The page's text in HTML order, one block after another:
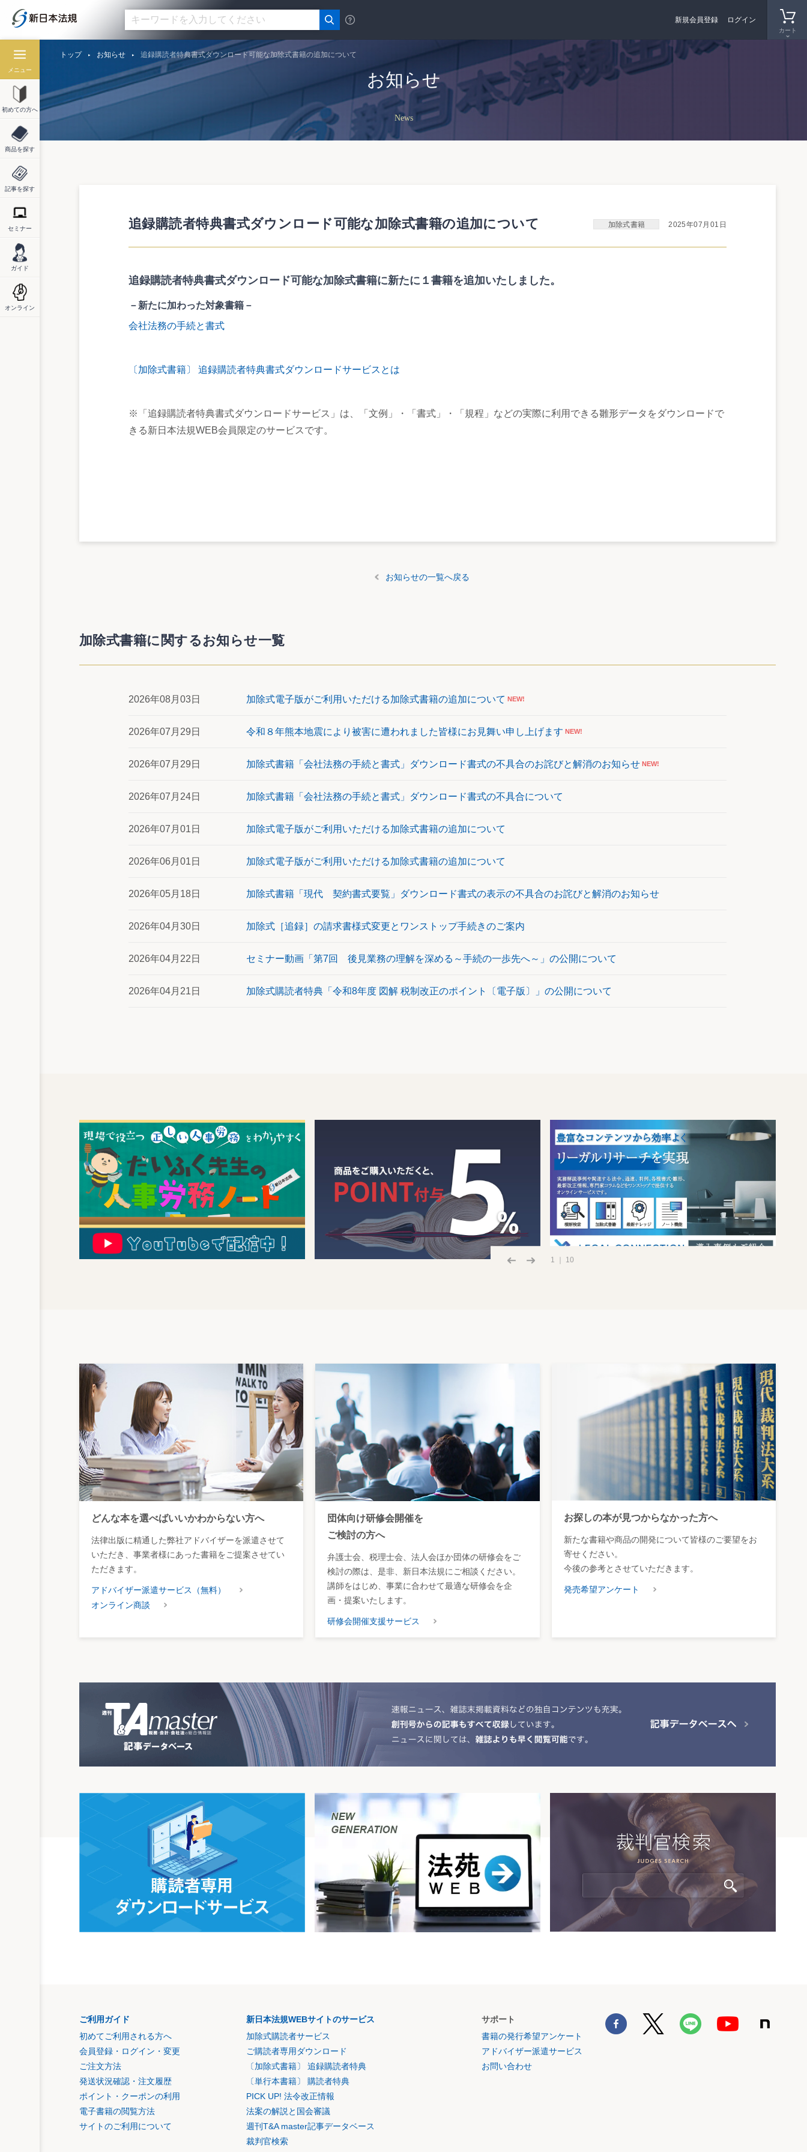
カート
新規会員登録 ログイン
メニュー
初めての方へ
商品を探す
記事を探す
セミナー
ガイド
オンライン
お知らせ
News
トップ お知らせ 追録購読者特典書式ダウンロード可能な加除式書籍の追加について
追録購読者特典書式ダウンロード可能な加除式書籍の追加について 加除式書籍 2025年07月01日
追録購読者特典書式ダウンロード可能な加除式書籍に新たに１書籍を追加いたしました。
－新たに加わった対象書籍－
会社法務の手続と書式
〔加除式書籍〕 追録購読者特典書式ダウンロードサービスとは
※「追録購読者特典書式ダウンロードサービス」は、「文例」・「書式」・「規程」などの実際に利用できる雛形データをダウンロードで
きる新日本法規WEB会員限定のサービスです。
お知らせの一覧へ戻る
加除式書籍に関するお知らせ一覧
2026年08月03日 加除式電子版がご利用いただける加除式書籍の追加について NEW!
2026年07月29日 令和８年熊本地震により被害に遭われました皆様にお見舞い申し上げます NEW!
2026年07月29日 加除式書籍「会社法務の手続と書式」ダウンロード書式の不具合のお詫びと解消のお知らせ NEW!
2026年07月24日 加除式書籍「会社法務の手続と書式」ダウンロード書式の不具合について
2026年07月01日 加除式電子版がご利用いただける加除式書籍の追加について
2026年06月01日 加除式電子版がご利用いただける加除式書籍の追加について
2026年05月18日 加除式書籍「現代 契約書式要覧」ダウンロード書式の表示の不具合のお詫びと解消のお知らせ
2026年04月30日 加除式［追録］の請求書様式変更とワンストップ手続きのご案内
2026年04月22日 セミナー動画「第7回 後見業務の理解を深める～手続の一歩先へ～」の公開について
2026年04月21日 加除式購読者特典「令和8年度 図解 税制改正のポイント〔電子版〕」の公開について
1 ｜ 10
どんな本を選べばいいかわからない方へ
法律出版に精通した弊社アドバイザーを派遣させて
いただき、事業者様にあった書籍をご提案させてい
ただきます。
アドバイザー派遣サービス（無料）
オンライン商談
団体向け研修会開催を
ご検討の方へ
弁護士会、税理士会、法人会ほか団体の研修会をご
検討の際は、是非、新日本法規にご相談ください。
講師をはじめ、事業に合わせて最適な研修会を企
画・提案いたします。
研修会開催支援サービス
お探しの本が見つからなかった方へ
新たな書籍や商品の開発について皆様のご要望をお
寄せください。
今後の参考とさせていただきます。
発売希望アンケート
ご利用ガイド
初めてご利用される方へ
会員登録・ログイン・変更
ご注文方法
発送状況確認・注文履歴
ポイント・クーポンの利用
電子書籍の閲覧方法
サイトのご利用について
新日本法規WEBサイトのサービス
加除式購読者サービス
ご購読者専用ダウンロード
〔加除式書籍〕 追録購読者特典
〔単行本書籍〕 購読者特典
PICK UP! 法令改正情報
法案の解説と国会審議
週刊T&A master記事データベース
裁判官検索
サポート
書籍の発行希望アンケート
アドバイザー派遣サービス
お問い合わせ